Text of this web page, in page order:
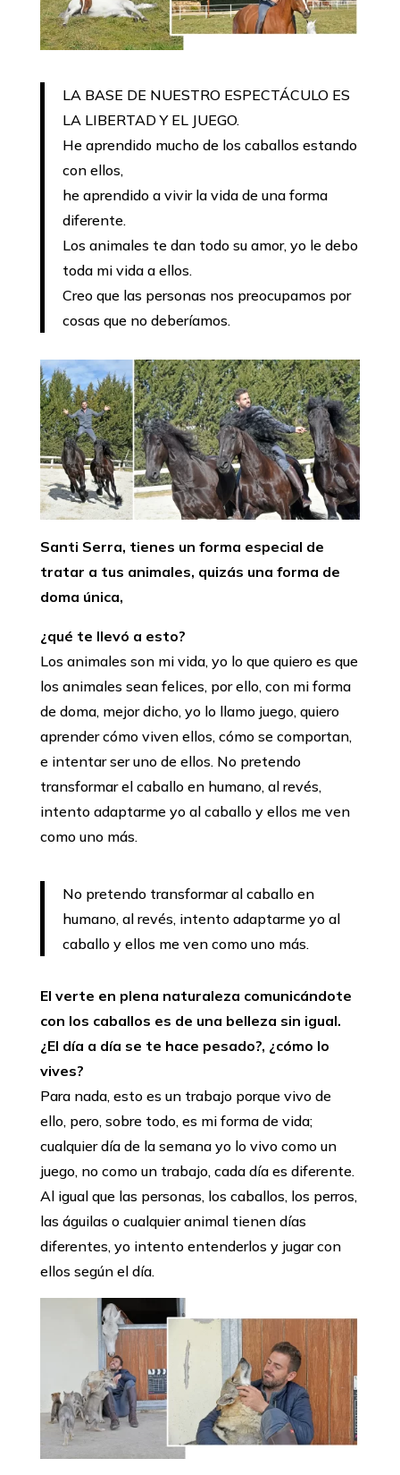
LA BASE DE NUESTRO ESPECTÁCULO ES
LA LIBERTAD Y EL JUEGO.
He aprendido mucho de los caballos estando
con ellos,
he aprendido a vivir la vida de una forma
diferente.
Los animales te dan todo su amor, yo le debo
toda mi vida a ellos.
Creo que las personas nos preocupamos por
cosas que no deberíamos.
Santi Serra, tienes un forma especial de
tratar a tus animales, quizás una forma de
doma única,
¿qué te llevó a esto?
Los animales son mi vida, yo lo que quiero es que
los animales sean felices, por ello, con mi forma
de doma, mejor dicho, yo lo llamo juego, quiero
aprender cómo viven ellos, cómo se comportan,
e intentar ser uno de ellos. No pretendo
transformar el caballo en humano, al revés,
intento adaptarme yo al caballo y ellos me ven
como uno más.
No pretendo transformar al caballo en
humano, al revés, intento adaptarme yo al
caballo y ellos me ven como uno más.
El verte en plena naturaleza comunicándote
con los caballos es de una belleza sin igual.
¿El día a día se te hace pesado?, ¿cómo lo
vives?
Para nada, esto es un trabajo porque vivo de
ello, pero, sobre todo, es mi forma de vida;
cualquier día de la semana yo lo vivo como un
juego, no como un trabajo, cada día es diferente.
Al igual que las personas, los caballos, los perros,
las águilas o cualquier animal tienen días
diferentes, yo intento entenderlos y jugar con
ellos según el día.